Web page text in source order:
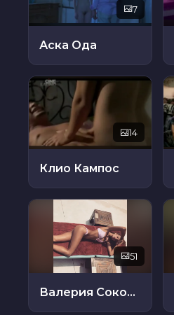
7
Аска Ода
14
Клио Кампос
51
Валерия Соколова